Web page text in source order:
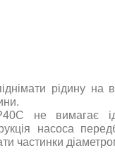
рідину
не вимагає
насоса
частинки